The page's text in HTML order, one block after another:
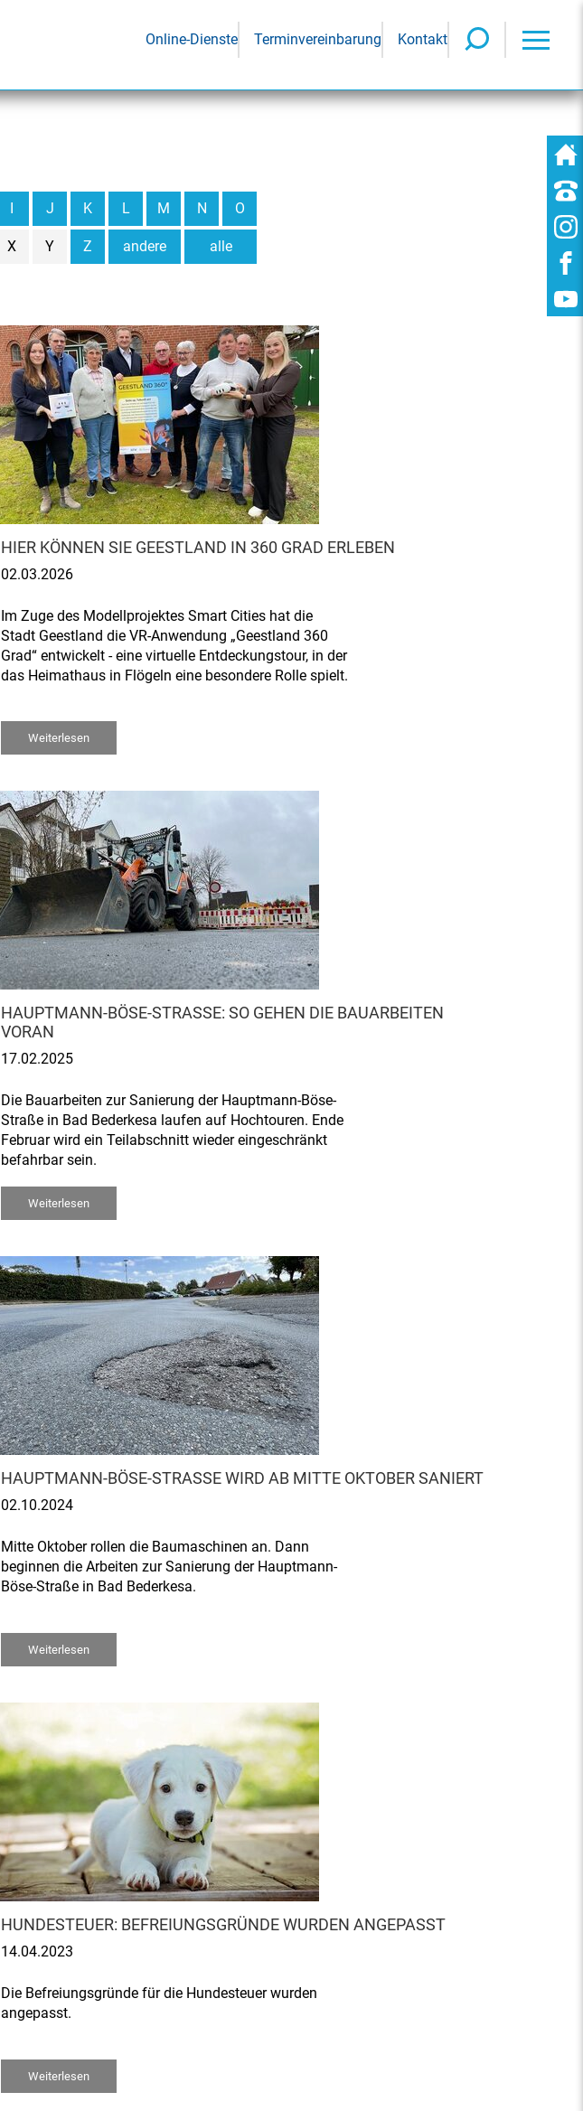
Online-Dienste Terminvereinbarung Kontakt
alle
I J K L M N O
X Y Z andere
HIER KÖNNEN SIE GEESTLAND IN 360 GRAD ERLEBEN
02.03.2026
Im Zuge des Modellprojektes Smart Cities hat die
Stadt Geestland die VR-Anwendung „Geestland 360
Grad“ entwickelt - eine virtuelle Entdeckungstour, in der
das Heimathaus in Flögeln eine besondere Rolle spielt.
Weiterlesen
HAUPTMANN-BÖSE-STRASSE: SO GEHEN DIE BAUARBEITEN V
ORAN
17.02.2025
Die Bauarbeiten zur Sanierung der Hauptmann-Böse-
Straße in Bad Bederkesa laufen auf Hochtouren. Ende
Februar wird ein Teilabschnitt wieder eingeschränkt
befahrbar sein.
Weiterlesen
HAUPTMANN-BÖSE-STRASSE WIRD AB MITTE OKTOBER SANIERT
02.10.2024
Mitte Oktober rollen die Baumaschinen an. Dann
beginnen die Arbeiten zur Sanierung der Hauptmann-
Böse-Straße in Bad Bederkesa.
Weiterlesen
HUNDESTEUER: BEFREIUNGSGRÜNDE WURDEN ANGEPASST
14.04.2023
Die Befreiungsgründe für die Hundesteuer wurden
angepasst.
Weiterlesen